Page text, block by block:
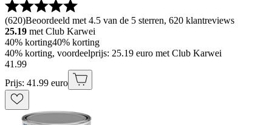
(620)Beoordeeld met 4.5 van de 5 sterren, 620 klantreviews
25.19 met Club Karwei
40% korting40% korting
40% korting, voordeelprijs: 25.19 euro met Club Karwei
41 .99
Prijs: 41.99 euro